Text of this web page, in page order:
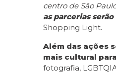
centro de São
as parcerias
Shopping Light.
Além das ações
mais cultural
fotografia,